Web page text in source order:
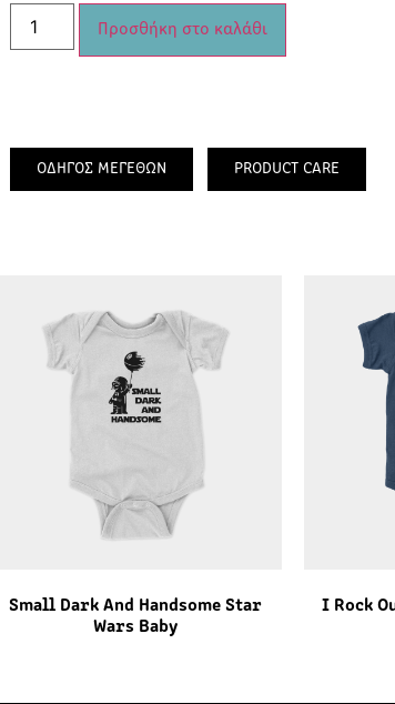
Προσθήκη στο καλάθι
ΟΔΗΓΟΣ ΜΕΓΕΘΩΝ PRODUCT CARE
Small Dark And Handsome Star
Wars Baby
I Rock